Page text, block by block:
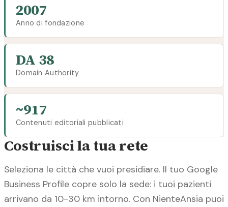
2007
Anno di fondazione
DA 38
Domain Authority
~917
Contenuti editoriali pubblicati
Costruisci la tua rete
Seleziona le città che vuoi presidiare. Il tuo Google
Business Profile copre solo la sede: i tuoi pazienti
arrivano da 10-30 km intorno. Con NienteAnsia puoi